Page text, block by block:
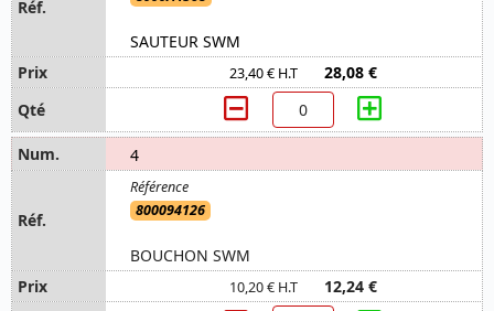
SAUTEUR SWM
23,40 € H.T 28,08 €
4
800094126
BOUCHON SWM
10,20 € H.T 12,24 €